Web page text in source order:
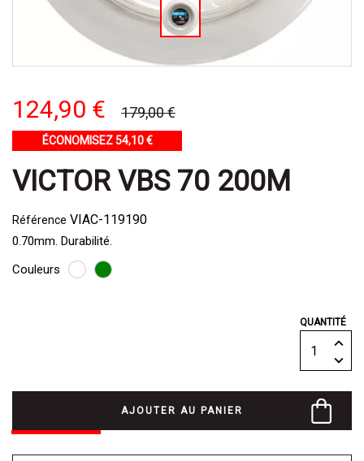
124,90 € 179,00 €
ÉCONOMISEZ 54,10 €
VICTOR VBS 70 200M
Référence VIAC-119190
0.70mm. Durabilité.
Couleurs
QUANTITÉ
AJOUTER AU PANIER